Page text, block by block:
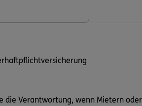
die Verantwortung, wenn Mietern